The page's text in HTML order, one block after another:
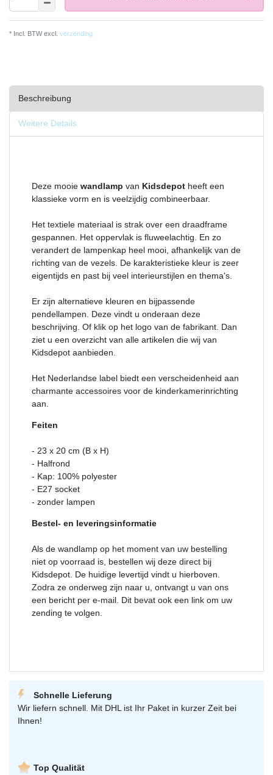
* Incl. BTW excl. verzending
Beschreibung
Weitere Details
Deze mooie wandlamp van Kidsdepot heeft een
klassieke vorm en is veelzijdig combineerbaar.
Het textiele materiaal is strak over een draadframe
gespannen. Het oppervlak is fluweelachtig. En zo
verandert de lampenkap heel mooi, afhankelijk van de
richting van de vezels. De karakteristieke kleur is zeer
eigentijds en past bij veel interieurstijlen en thema's.
Er zijn alternatieve kleuren en bijpassende
pendellampen. Deze vindt u onderaan deze
beschrijving. Of klik op het logo van de fabrikant. Dan
ziet u een overzicht van alle artikelen die wij van
Kidsdepot aanbieden.
Het Nederlandse label biedt een verscheidenheid aan
charmante accessoires voor de kinderkamerinrichting
aan.
Feiten
- 23 x 20 cm (B x H)
- Halfrond
- Kap: 100% polyester
- E27 socket
- zonder lampen
Bestel- en leveringsinformatie
Als de wandlamp op het moment van uw bestelling
niet op voorraad is, bestellen wij deze direct bij
Kidsdepot. De huidige levertijd vindt u hierboven.
Zodra ze onderweg zijn naar u, ontvangt u van ons
een bericht per e-mail. Dit bevat ook een link om uw
zending te volgen.
Schnelle Lieferung
Wir liefern schnell. Mit DHL ist Ihr Paket in kurzer Zeit bei
Ihnen!
Top Qualität